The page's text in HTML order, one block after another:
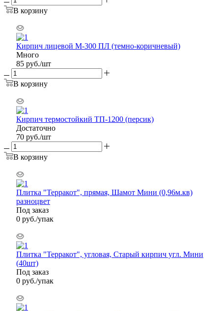
В корзину
Кирпич лицевой М-300 ПЛ (темно-коричневый)
Много
85 руб./шт
В корзину
Кирпич термостойкий ТП-1200 (персик)
Достаточно
70 руб./шт
В корзину
Плитка "Терракот", прямая, Шамот Мини (0,96м.кв)
разноцвет
Под заказ
0 руб./упак
Плитка "Терракот", угловая, Старый кирпич угл. Мини
(40шт)
Под заказ
0 руб./упак